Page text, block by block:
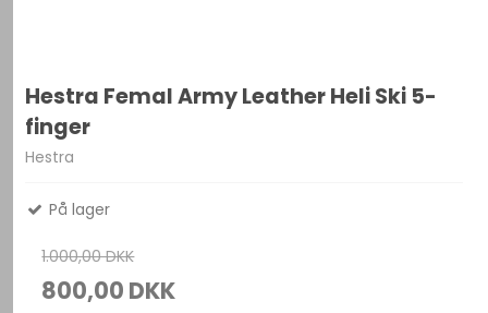
Hestra Femal Army Leather Heli Ski 5-
finger
Hestra
På lager
1.000,00 DKK
800,00 DKK